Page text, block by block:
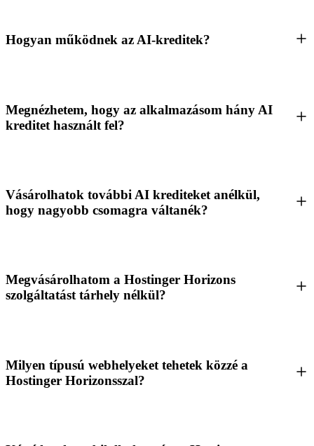
Hogyan működnek az AI-kreditek?
Megnézhetem, hogy az alkalmazásom hány AI
kreditet használt fel?
Vásárolhatok további AI krediteket anélkül,
hogy nagyobb csomagra váltanék?
Megvásárolhatom a Hostinger Horizons
szolgáltatást tárhely nélkül?
Milyen típusú webhelyeket tehetek közzé a
Hostinger Horizonsszal?